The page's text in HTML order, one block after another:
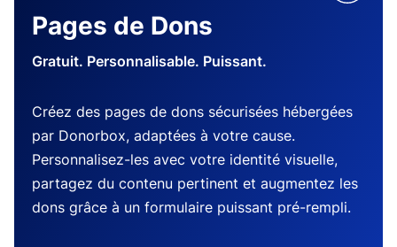
Pages de Dons
Gratuit. Personnalisable. Puissant.
Créez des pages de dons sécurisées hébergées
par Donorbox, adaptées à votre cause.
Personnalisez-les avec votre identité visuelle,
partagez du contenu pertinent et augmentez les
dons grâce à un formulaire puissant pré-rempli.